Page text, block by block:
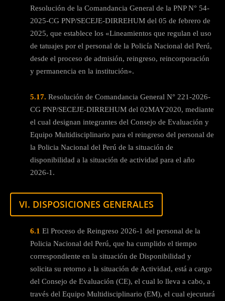
Resolución de la Comandancia General de la PNP N° 54-
2025-CG PNP/SECEJE-DIRREHUM del 05 de febrero de
2025, que establece los «Lineamientos que regulan el uso
de tatuajes por el personal de la Policía Nacional del Perú,
desde el proceso de admisión, reingreso, reincorporación
y permanencia en la institución».
5.17. Resolución de Comandancia General N° 221-2026-
CG PNP/SECEJE-DIRREHUM del 02MAY2020, mediante
el cual designan integrantes del Consejo de Evaluación y
Equipo Multidisciplinario para el reingreso del personal de
la Policia Nacional del Perú de la situación de
disponibilidad a la situación de actividad para el año
2026-1.
VI. DISPOSICIONES GENERALES
6.1 El Proceso de Reingreso 2026-1 del personal de la
Policia Nacional del Perú, que ha cumplido el tiempo
correspondiente en la situación de Disponibilidad y
solicita su retorno a la situación de Actividad, está a cargo
del Consejo de Evaluación (CE), el cual lo lleva a cabo, a
través del Equipo Multidisciplinario (EM), el cual ejecutará